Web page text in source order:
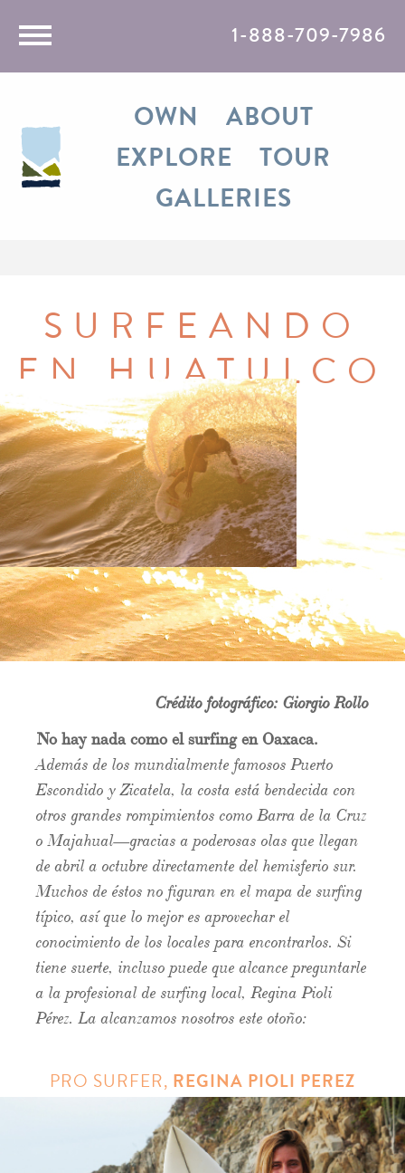
1-888-709-7986
OWN
ABOUT
EXPLORE
TOUR
GALLERIES
Travel
Razones
Media
SURFEANDO
EN HUATULCO
Crédito fotográfico: Giorgio Rollo
No hay nada como el surfing en Oaxaca.
Además de los mundialmente famosos Puerto
Escondido y Zicatela, la costa está bendecida con
otros grandes rompimientos como Barra de la Cruz
o Majahual—gracias a poderosas olas que llegan
de abril a octubre directamente del hemisferio sur.
Muchos de éstos no figuran en el mapa de surfing
típico, así que lo mejor es aprovechar el
conocimiento de los locales para encontrarlos. Si
tiene suerte, incluso puede que alcance preguntarle
a la profesional de surfing local, Regina Pioli
Pérez. La alcanzamos nosotros este otoño:
PRO SURFER, REGINA PIOLI PEREZ